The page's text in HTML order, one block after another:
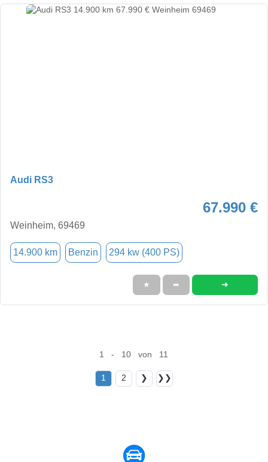
Audi RS3
67.990 €
Weinheim, 69469
14.900 km Benzin 294 kw (400 PS)
★ ➦ ➜
1 - 10 von 11
1 2 ❯ ❯❯